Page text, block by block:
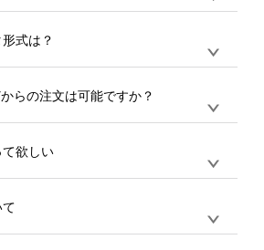
承っております。デザインツールから
の作成から決済まで完了できます。
上やシルク印刷など、大口注文の場合
ートが担当するエコバッグコンシェル
ラーコンシェルをご利用ください。製
量が多ければ多いほど、オンデマンド
よりも低価格で製作することが可能で
式は？
データ形式は、JPG / PNG / AI / PSD /
になります。データの最大サイズ
もアップロード可能です。使用できな
エラーになります。（※ Illustratorか
入稿には対応していません。AIで保存
インツールからアップロードして下さ
らの注文は可能ですか？
け付けております。30個以上のご製
えの方は、サポートが担当するエコバ
用頂ければ、電話やFAX、メールなど
が可能です。
欲しい
欲しい。などの場合は、製作数量が
であれば、サポート担当が、デザイ